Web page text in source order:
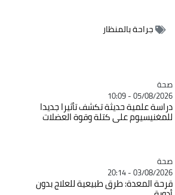
جراحة بالمنظار
Catégorie
صحة
05/08/2026 - 10:09
دراسة علمية حديثة تكشف تأثيرا جديدا
للمغنيسيوم على كتلة وقوة العضلات
Catégorie
صحة
03/08/2026 - 20:14
قرحة المعدة: طرق طبيعية للعلاج بدون